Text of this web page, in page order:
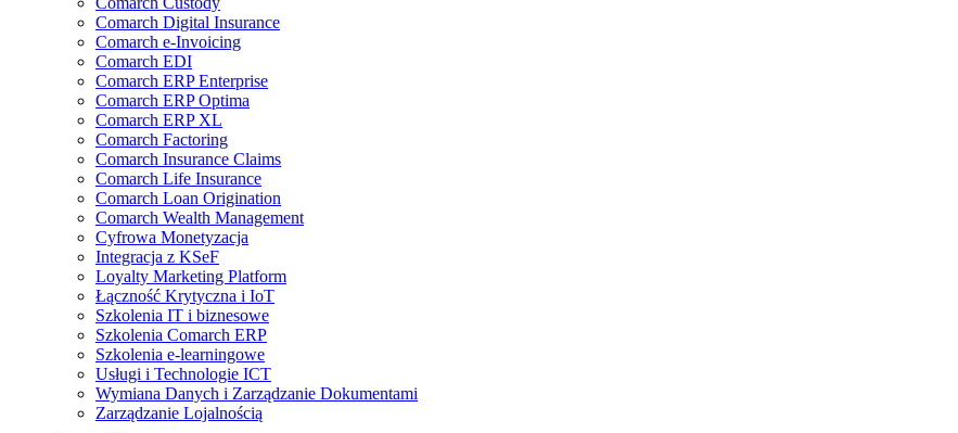
Comarch Digital Insurance
Comarch e-Invoicing
Comarch EDI
Comarch ERP Enterprise
Comarch ERP Optima
Comarch ERP XL
Comarch Factoring
Comarch Insurance Claims
Comarch Life Insurance
Comarch Loan Origination
Comarch Wealth Management
Cyfrowa Monetyzacja
Integracja z KSeF
Loyalty Marketing Platform
Łączność Krytyczna i IoT
Szkolenia IT i biznesowe
Szkolenia Comarch ERP
Szkolenia e-learningowe
Usługi i Technologie ICT
Wymiana Danych i Zarządzanie Dokumentami
Zarządzanie Lojalnością